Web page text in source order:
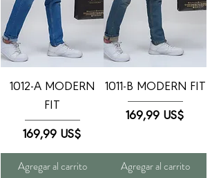
1012-A MODERN
FIT
Precio
169,99 US$
Agregar al carrito
1011-B MODERN FIT
Precio
169,99 US$
Agregar al carrito